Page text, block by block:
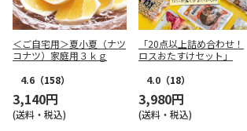
＜ご自宅用＞夏小夏（ナツ
コナツ）家庭用３ｋｇ
4.6 （158）
3,140円
(送料・税込)
「20点以上詰め合わせ！
ロスおたすけセット」
4.0 （18）
3,980円
(送料・税込)